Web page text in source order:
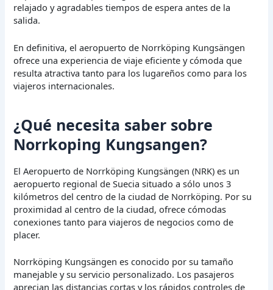
relajado y agradables tiempos de espera antes de la
salida.
En definitiva, el aeropuerto de Norrköping Kungsängen
ofrece una experiencia de viaje eficiente y cómoda que
resulta atractiva tanto para los lugareños como para los
viajeros internacionales.
¿Qué necesita saber sobre
Norrkoping Kungsangen?
El Aeropuerto de Norrköping Kungsängen (NRK) es un
aeropuerto regional de Suecia situado a sólo unos 3
kilómetros del centro de la ciudad de Norrköping. Por su
proximidad al centro de la ciudad, ofrece cómodas
conexiones tanto para viajeros de negocios como de
placer.
Norrköping Kungsängen es conocido por su tamaño
manejable y su servicio personalizado. Los pasajeros
aprecian las distancias cortas y los rápidos controles de